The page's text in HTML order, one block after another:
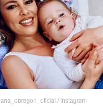
ana_obregon_oficial / Instagram